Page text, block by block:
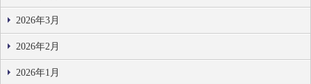
2026年3月
2026年2月
2026年1月